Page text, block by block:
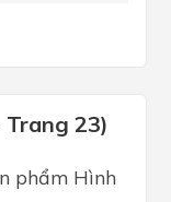
Trang 23)
phẩm Hình